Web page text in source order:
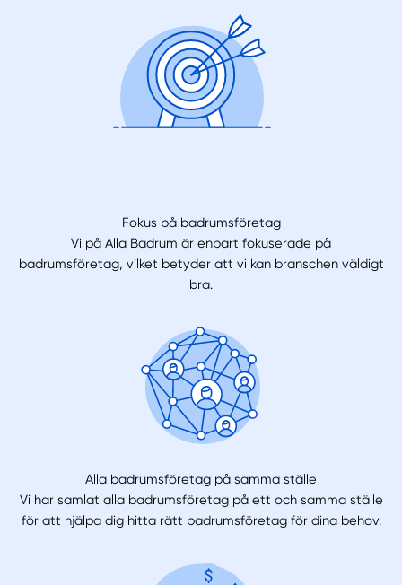
Fokus på badrumsföretag
Vi på Alla Badrum är enbart fokuserade på
badrumsföretag, vilket betyder att vi kan branschen väldigt
bra.
Alla badrumsföretag på samma ställe
Vi har samlat alla badrumsföretag på ett och samma ställe
för att hjälpa dig hitta rätt badrumsföretag för dina behov.